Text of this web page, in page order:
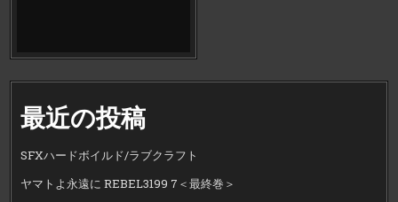
最近の投稿
SFXハードボイルド/ラブクラフト
ヤマトよ永遠に REBEL3199 7＜最終巻＞